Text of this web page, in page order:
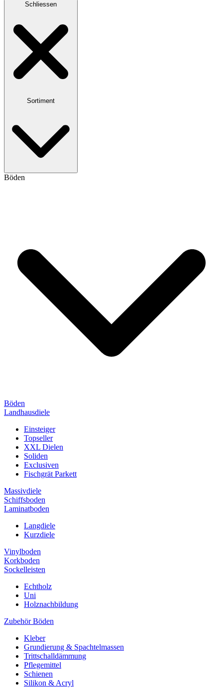
Schliessen
Sortiment
Böden
Böden
Landhausdiele
Einsteiger
Topseller
XXL Dielen
Soliden
Exclusiven
Fischgrät Parkett
Massivdiele
Schiffsboden
Laminatboden
Langdiele
Kurzdiele
Vinylboden
Korkboden
Sockelleisten
Echtholz
Uni
Holznachbildung
Zubehör Böden
Kleber
Grundierung & Spachtelmassen
Trittschalldämmung
Pflegemittel
Schienen
Silikon & Acryl